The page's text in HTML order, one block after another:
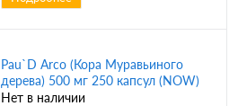
Pau`D Arco (Кора Муравьиного
дерева) 500 мг 250 капсул (NOW)
Нет в наличии